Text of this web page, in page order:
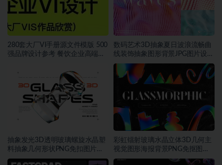
280套大厂VI手册源文件模版 500
强品牌设计参考 餐饮企业高端矢
数码艺术3D抽象夏日波浪流畅曲
线装饰抽象图形背景JPG图片设计
素材
抽象发光3D透明玻璃螺旋水晶塑
料抽象几何形状PNG免扣图片设
计素材
彩虹镭射玻璃水晶立体3D几何主
视觉图形海报背景PNG免抠图片
素材